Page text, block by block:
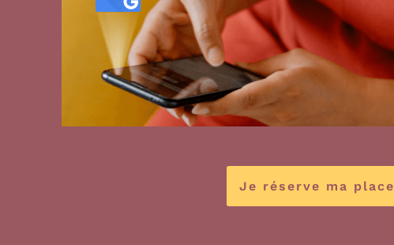
Je réserve ma place